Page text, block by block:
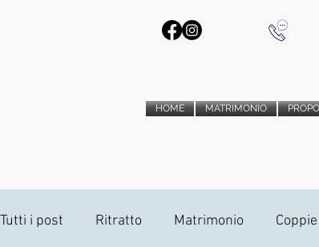
Tutti i post Ritratto Matrimonio
HOME MATRIMONIO